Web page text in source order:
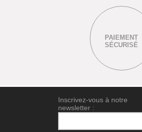
PAIEMENT
SÉCURISÉ
Inscrivez-vous à notre
newsletter :